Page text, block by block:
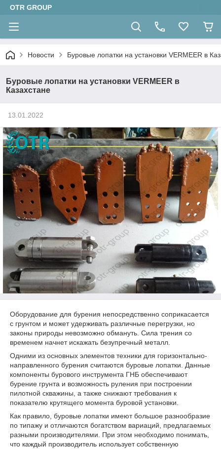
OTR GROUP
Новости Буровые лопатки на установки VERMEER в
Буровые лопатки на установки VERMEER в
Казахстане
13.01.2022
Оборудование для бурения непосредственно соприкасается
с грунтом и может удерживать различные перегрузки, но
законы природы невозможно обмануть. Сила трения со
временем начнет искажать безупречный металл.
Одними из основных элементов техники для горизонтально-
направленного бурения считаются буровые лопатки. Данные
компоненты бурового инструмента ГНБ обеспечивают
бурение грунта и возможность руления при построении
пилотной скважины, а также снижают требования к
показателю крутящего момента буровой установки.
Как правило, буровые лопатки имеют большое разнообразие
по типажу и отличаются богатством вариаций, предлагаемых
разными производителями. При этом необходимо понимать,
что каждый производитель использует собственную